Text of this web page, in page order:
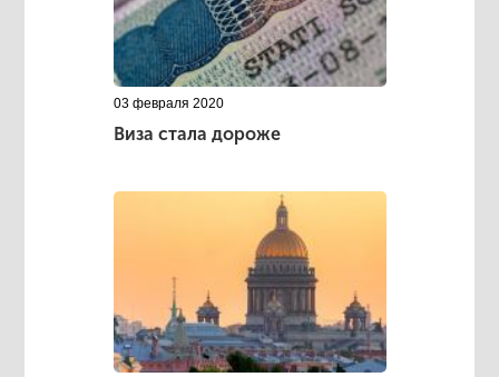
03 февраля 2020
Виза стала дороже